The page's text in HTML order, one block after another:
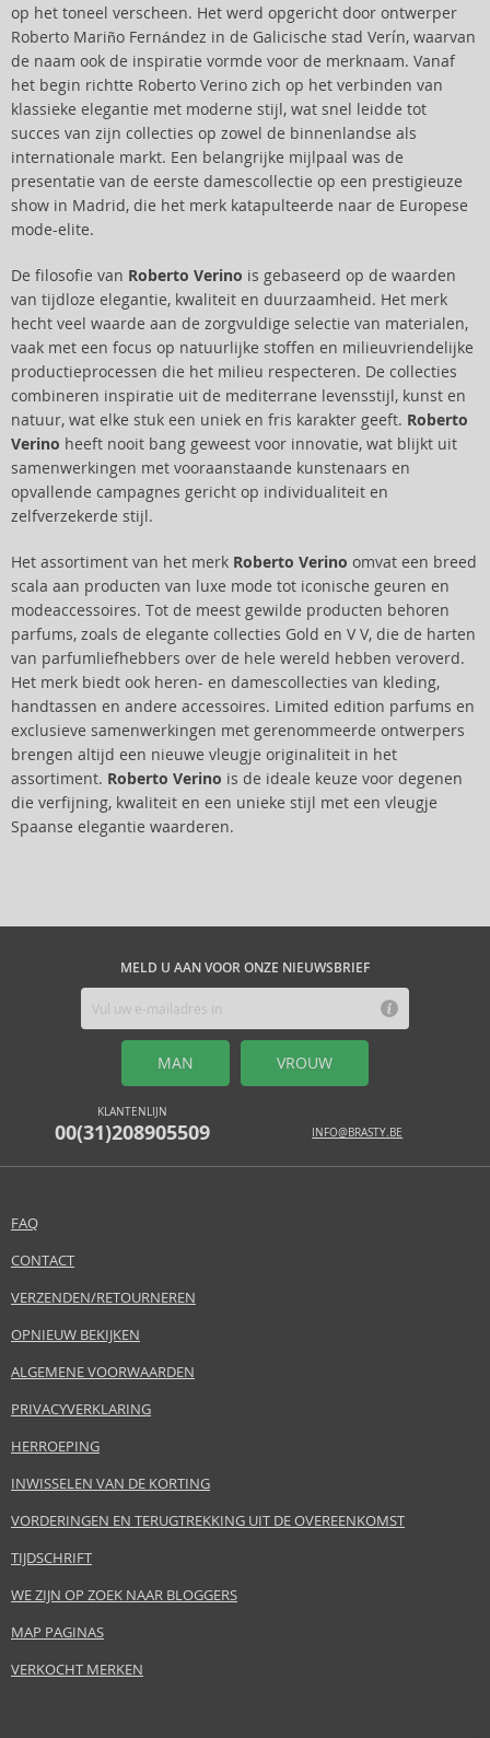
op het toneel verscheen. Het werd opgericht door ontwerper
Roberto Mariño Fernández in de Galicische stad Verín, waarvan
de naam ook de inspiratie vormde voor de merknaam. Vanaf
het begin richtte Roberto Verino zich op het verbinden van
klassieke elegantie met moderne stijl, wat snel leidde tot
succes van zijn collecties op zowel de binnenlandse als
internationale markt. Een belangrijke mijlpaal was de
presentatie van de eerste damescollectie op een prestigieuze
show in Madrid, die het merk katapulteerde naar de Europese
mode-elite.
De filosofie van Roberto Verino is gebaseerd op de waarden
van tijdloze elegantie, kwaliteit en duurzaamheid. Het merk
hecht veel waarde aan de zorgvuldige selectie van materialen,
vaak met een focus op natuurlijke stoffen en milieuvriendelijke
productieprocessen die het milieu respecteren. De collecties
combineren inspiratie uit de mediterrane levensstijl, kunst en
natuur, wat elke stuk een uniek en fris karakter geeft. Roberto
Verino heeft nooit bang geweest voor innovatie, wat blijkt uit
samenwerkingen met vooraanstaande kunstenaars en
opvallende campagnes gericht op individualiteit en
zelfverzekerde stijl.
Het assortiment van het merk Roberto Verino omvat een breed
scala aan producten van luxe mode tot iconische geuren en
modeaccessoires. Tot de meest gewilde producten behoren
parfums, zoals de elegante collecties Gold en V V, die de harten
van parfumliefhebbers over de hele wereld hebben veroverd.
Het merk biedt ook heren- en damescollecties van kleding,
handtassen en andere accessoires. Limited edition parfums en
exclusieve samenwerkingen met gerenommeerde ontwerpers
brengen altijd een nieuwe vleugje originaliteit in het
assortiment. Roberto Verino is de ideale keuze voor degenen
die verfijning, kwaliteit en een unieke stijl met een vleugje
Spaanse elegantie waarderen.
MELD U AAN VOOR ONZE NIEUWSBRIEF
MAN VROUW
KLANTENLIJN
00(31)208905509 INFO@BRASTY.BE
FAQ
CONTACT
VERZENDEN/RETOURNEREN
OPNIEUW BEKIJKEN
ALGEMENE VOORWAARDEN
PRIVACYVERKLARING
HERROEPING
INWISSELEN VAN DE KORTING
VORDERINGEN EN TERUGTREKKING UIT DE OVEREENKOMST
TIJDSCHRIFT
WE ZIJN OP ZOEK NAAR BLOGGERS
MAP PAGINAS
VERKOCHT MERKEN